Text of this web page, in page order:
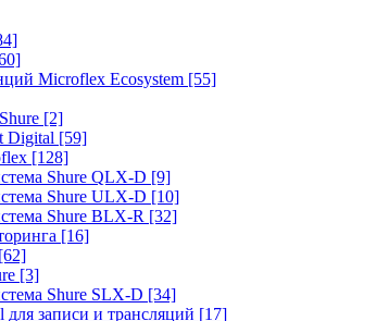
Microflex Ecosystem [55]
[2]
Digital [59]
[128]
Shure QLX-D [9]
Shure ULX-D [10]
Shure BLX-R [32]
[16]
[62]
[3]
Shure SLX-D [34]
записи и трансляций [17]